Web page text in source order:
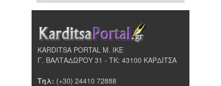
KARDITSA PORTAL Μ. ΙΚΕ
Γ. ΒΑΛΤΑΔΩΡΟΥ 31 - ΤΚ: 43100 ΚΑΡΔΙΤΣΑ
Τηλ: (+30) 24410 72888